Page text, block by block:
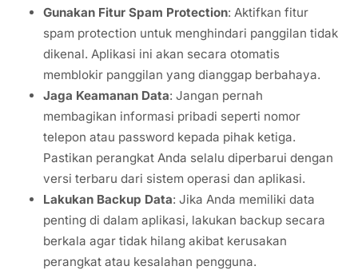
Gunakan Fitur Spam Protection: Aktifkan fitur
spam protection untuk menghindari panggilan tidak
dikenal. Aplikasi ini akan secara otomatis
memblokir panggilan yang dianggap berbahaya.
Jaga Keamanan Data: Jangan pernah
membagikan informasi pribadi seperti nomor
telepon atau password kepada pihak ketiga.
Pastikan perangkat Anda selalu diperbarui dengan
versi terbaru dari sistem operasi dan aplikasi.
Lakukan Backup Data: Jika Anda memiliki data
penting di dalam aplikasi, lakukan backup secara
berkala agar tidak hilang akibat kerusakan
perangkat atau kesalahan pengguna.